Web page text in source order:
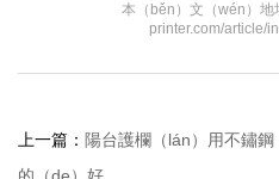
本（běn）文（wén）地
printer.com/article/
上一篇： 陽台護欄（lán）用不鏽